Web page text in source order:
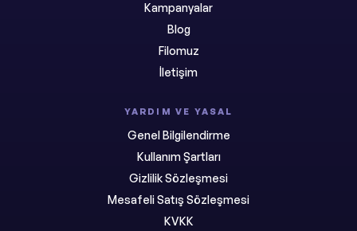
Kampanyalar
Blog
Filomuz
İletişim
YARDIM VE YASAL
Genel Bilgilendirme
Kullanım Şartları
Gizlilik Sözleşmesi
Mesafeli Satış Sözleşmesi
KVKK